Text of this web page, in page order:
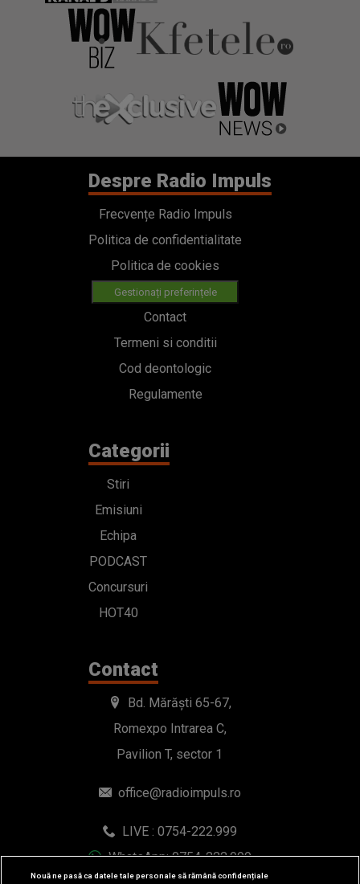
Despre Radio Impuls
Frecvențe Radio Impuls
Politica de confidentialitate
Politica de cookies
Gestionați preferințele
Contact
Termeni si conditii
Cod deontologic
Regulamente
Categorii
Stiri
Emisiuni
Echipa
PODCAST
Concursuri
HOT40
Contact
Bd. Mărăști 65-67,
Romexpo Intrarea C,
Pavilion T, sector 1
office@radioimpuls.ro
LIVE : 0754-222.999
WhatsApp: 0754-222.999
Nouă ne pasă ca datele tale personale să rămână confidențiale